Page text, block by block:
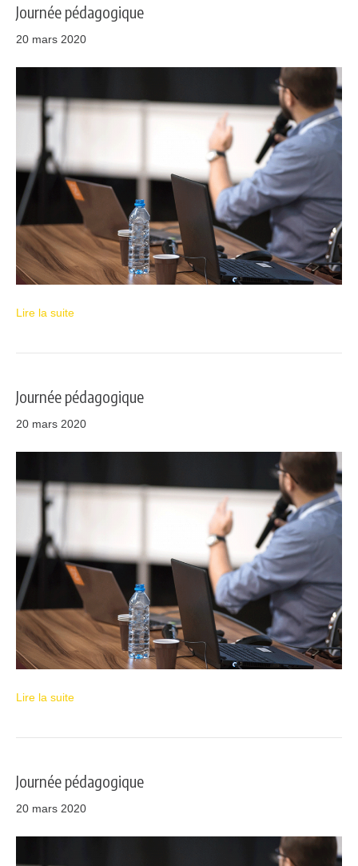
Journée pédagogique
20 mars 2020
Lire la suite
Journée pédagogique
20 mars 2020
Lire la suite
Journée pédagogique
20 mars 2020